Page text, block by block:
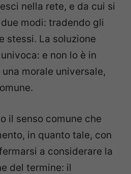
nella rete, e da cui si
modi: tradendo gli
stessi. La soluzione
e non lo è in
morale universale,
il senso comune che
in quanto tale, con
a considerare la
del termine: il